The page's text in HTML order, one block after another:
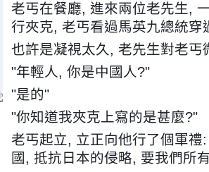
老丐在餐廳, 進來兩位老先生,
行夾克, 老丐看過馬英九總統穿
也許是凝視太久, 老先生對老丐
"年輕人, 你是中國人?"
"是的"
"你知道我夾克上寫的是甚麼?"
老丐起立, 立正向他行了個軍
國, 抵抗日本的侵略, 要我們所